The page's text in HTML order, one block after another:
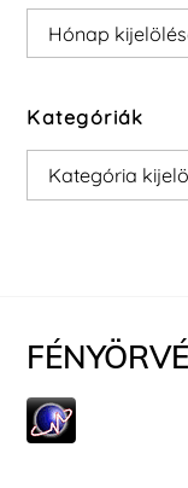
Archívum
Kategóriák
Kategóriák